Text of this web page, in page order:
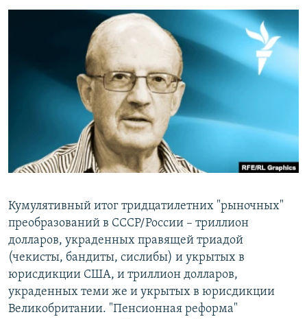
СИБИРЬ.РЕАЛИИ
РАСПИСАНИЕ ВЕЩАНИЯ
ПОДПИШИТЕСЬ НА РАССЫЛКУ
СОЦИАЛЬНЫЕ СЕТИ
Все сайты РСЕ/РС
Кумулятивный итог тридцатилетних "рыночных"
преобразований в СССР/России – триллион
долларов, украденных правящей триадой
(чекисты, бандиты, сислибы) и укрытых в
юрисдикции США, и триллион долларов,
украденных теми же и укрытых в юрисдикции
Великобритании. "Пенсионная реформа"